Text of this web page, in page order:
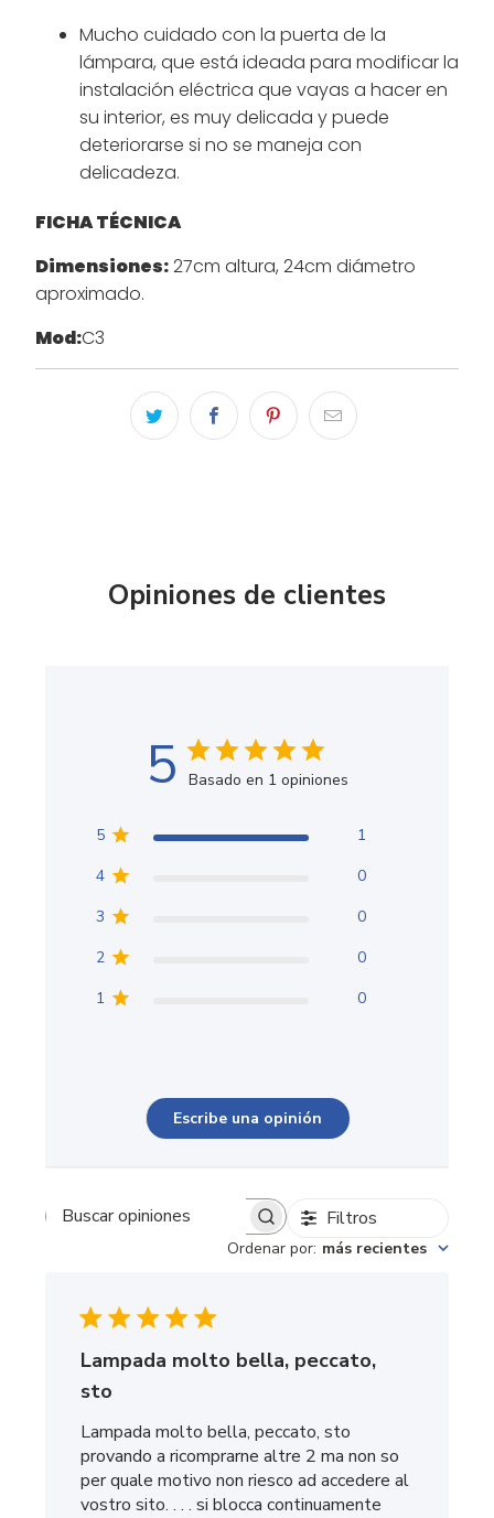
Mucho cuidado con la puerta de la
lámpara, que está ideada para modificar la
instalación eléctrica que vayas a hacer en
su interior, es muy delicada y puede
deteriorarse si no se maneja con
delicadeza.
FICHA TÉCNICA
Dimensiones:27cm altura, 24cm diámetro
aproximado.
Mod:C3
Opiniones de clientes
5 Basado en 1 opiniones
5
1
4
0
3
0
2
0
1
0
Escribe una opinión
Buscar opiniones Filtros
Ordenar por: más recientes
Lampada molto bella, peccato,
sto
Lampada molto bella, peccato, sto
provando a ricomprarne altre 2 ma non so
per quale motivo non riesco ad accedere al
vostro sito. . . . si blocca continuamente